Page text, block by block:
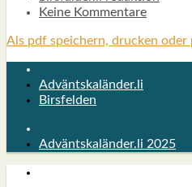
Keine Kommentare
Als pdf speichern, drucken oder
Adväntskaländer.li
Birsfelden
Adväntskaländer.li 2025